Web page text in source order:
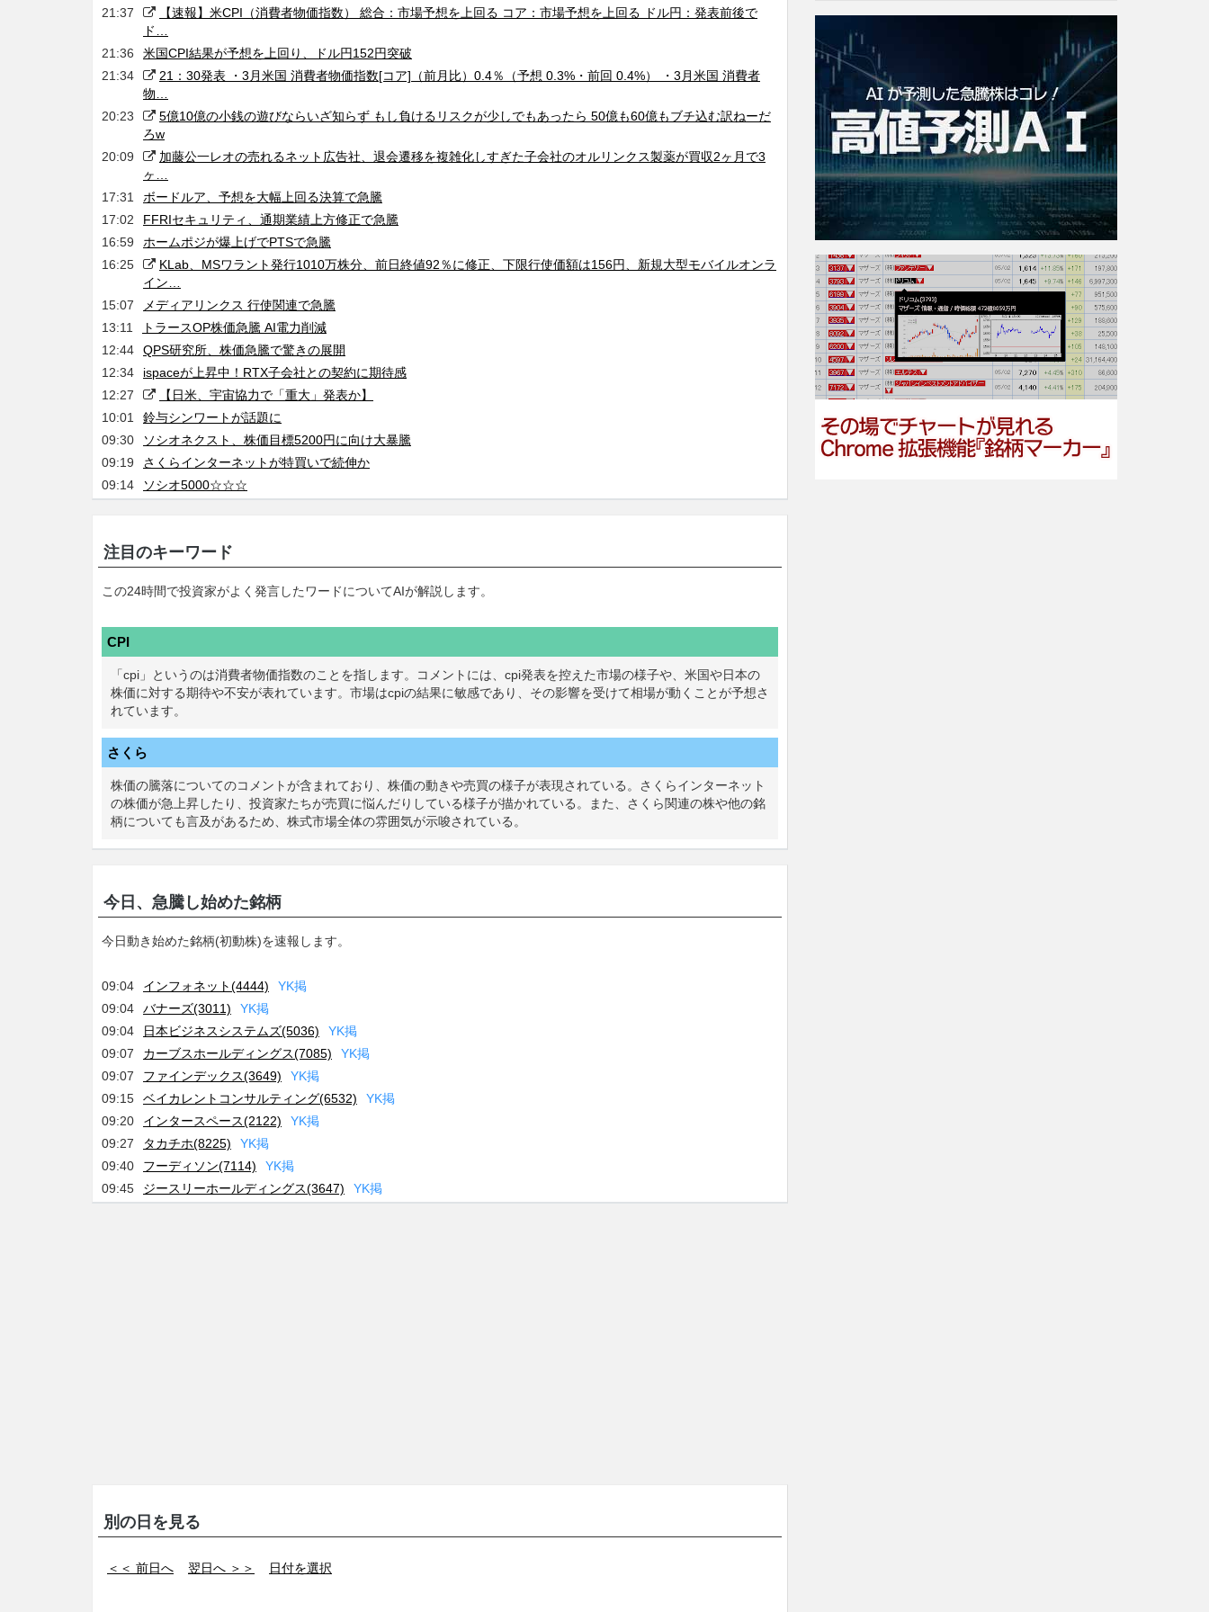
21:37
【速報】米CPI（消費者物価指数） 総合：市場予想を上回る コア：市場予想を上回る ドル円：発表前後で
ド…
21:36
米国CPI結果が予想を上回り、ドル円152円突破
21:34
21：30発表 ・3月米国 消費者物価指数[コア]（前月比）0.4％（予想 0.3%・前回 0.4%） ・3月米国 消費者
物…
20:23
5億10億の小銭の遊びならいざ知らず もし負けるリスクが少しでもあったら 50億も60億もブチ込む訳ねーだ
ろw
20:09
加藤公一レオの売れるネット広告社、退会遷移を複雑化しすぎた子会社のオルリンクス製薬が買収2ヶ月で3
ヶ…
17:31
ボードルア、予想を大幅上回る決算で急騰
17:02
FFRIセキュリティ、通期業績上方修正で急騰
16:59
ホームポジが爆上げでPTSで急騰
16:25
KLab、MSワラント発行1010万株分、前日終値92％に修正、下限行使価額は156円、新規大型モバイルオンラ
イン…
15:07
メディアリンクス 行使関連で急騰
13:11
トラースOP株価急騰 AI電力削減
12:44
QPS研究所、株価急騰で驚きの展開
12:34
ispaceが上昇中！RTX子会社との契約に期待感
12:27
【日米、宇宙協力で「重大」発表か】
10:01
鈴与シンワートが話題に
09:30
ソシオネクスト、株価目標5200円に向け大暴騰
09:19
さくらインターネットが特買いで続伸か
09:14
ソシオ5000☆☆☆
注目のキーワード
この24時間で投資家がよく発言したワードについてAIが解説します。
CPI
「cpi」というのは消費者物価指数のことを指します。コメントには、cpi発表を控えた市場の様子や、米国や日本の
株価に対する期待や不安が表れています。市場はcpiの結果に敏感であり、その影響を受けて相場が動くことが予想さ
れています。
さくら
株価の騰落についてのコメントが含まれており、株価の動きや売買の様子が表現されている。さくらインターネット
の株価が急上昇したり、投資家たちが売買に悩んだりしている様子が描かれている。また、さくら関連の株や他の銘
柄についても言及があるため、株式市場全体の雰囲気が示唆されている。
今日、急騰し始めた銘柄
今日動き始めた銘柄(初動株)を速報します。
09:04 インフォネット(4444) YK掲
09:04
バナーズ(3011) YK掲
09:04
日本ビジネスシステムズ(5036) YK掲
09:07
カーブスホールディングス(7085) YK掲
09:07
ファインデックス(3649) YK掲
09:15
ベイカレントコンサルティング(6532) YK掲
09:20
インタースペース(2122) YK掲
09:27
タカチホ(8225) YK掲
09:40
フーディソン(7114) YK掲
09:45
ジースリーホールディングス(3647) YK掲
別の日を見る
＜＜ 前日へ 翌日へ ＞＞ 日付を選択